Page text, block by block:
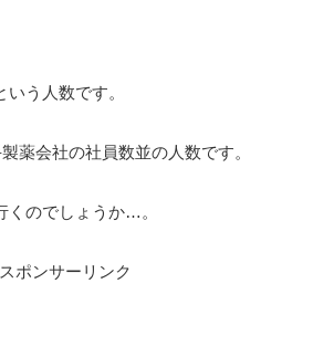
う人数です。
薬会社の社員数並の人数です。
くのでしょうか…。
スポンサーリンク